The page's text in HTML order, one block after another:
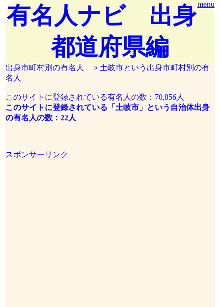
menu
有名人ナビ 出身
都道府県編
出身市町村別の有名人
＞土岐市という出身市町村別の有
名人
このサイトに登録されている有名人の数：70,856人
このサイトに登録されている「土岐市」という自治体出身
の有名人の数：22人
スポンサーリンク